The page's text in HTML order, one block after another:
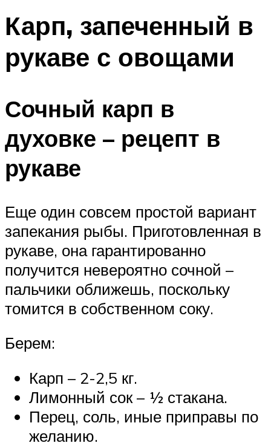
Карп, запеченный в
рукаве с овощами
Сочный карп в
духовке – рецепт в
рукаве
Еще один совсем простой вариант
запекания рыбы. Приготовленная в
рукаве, она гарантированно
получится невероятно сочной –
пальчики оближешь, поскольку
томится в собственном соку.
Берем:
Карп – 2-2,5 кг.
Лимонный сок – ½ стакана.
Перец, соль, иные приправы по
желанию.